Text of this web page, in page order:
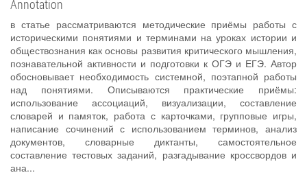
Annotation
в статье рассматриваются методические приёмы работы с
историческими понятиями и терминами на уроках истории и
обществознания как основы развития критического мышления,
познавательной активности и подготовки к ОГЭ и ЕГЭ. Автор
обосновывает необходимость системной, поэтапной работы
над понятиями. Описываются практические приёмы:
использование ассоциаций, визуализации, составление
словарей и памяток, работа с карточками, групповые игры,
написание сочинений с использованием терминов, анализ
документов, словарные диктанты, самостоятельное
составление тестовых заданий, разгадывание кроссвордов и
ана...